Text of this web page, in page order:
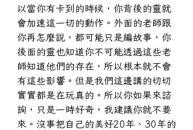
以當你有卡到的時候，你背後的靈就
會加速這一切的動作。外面的老師跟
你再怎麼說，都可能只是編故事，你
後面的靈也知道你不可能透過這些老
師知道他們的存在，所以根本就不會
有這些影響。但是我們這邊講的切切
實實都是在玩真的。所以你如果來諮
詢，只是一時好奇，我建議你就不要
來。沒事把自己的美好20年、30年的